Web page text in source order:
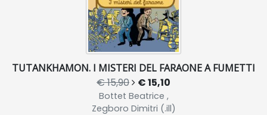
TUTANKHAMON. I MISTERI DEL FARAONE A FUMETTI
€ 15,90 € 15,10
Bottet Beatrice ,
Zegboro Dimitri (.ill)